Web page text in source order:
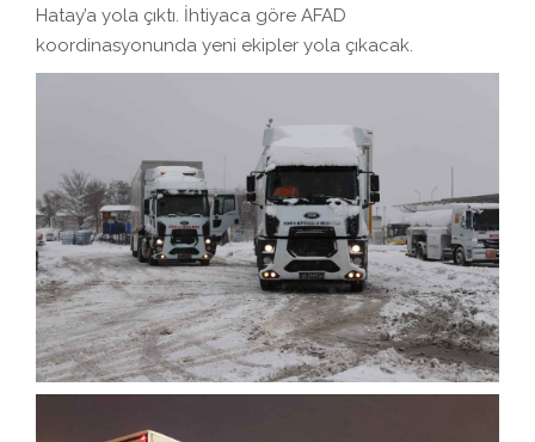
Hatay’a yola çıktı. İhtiyaca göre AFAD
koordinasyonunda yeni ekipler yola çıkacak.